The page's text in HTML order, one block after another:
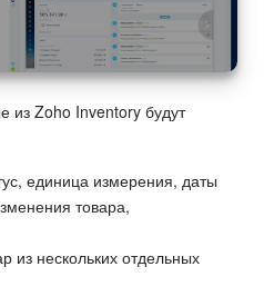
из Zoho Inventory будут
единица измерения, даты
товара,
из нескольких отдельных